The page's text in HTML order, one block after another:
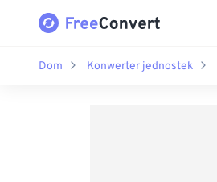
Dom Konwerter jednostek